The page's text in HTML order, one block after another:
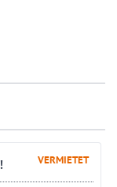
VERMIETET